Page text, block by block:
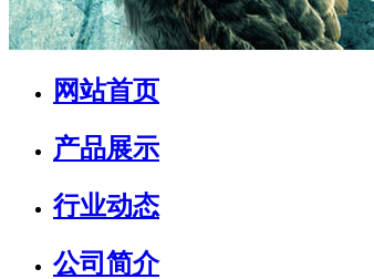
网站首页
产品展示
行业动态
公司简介